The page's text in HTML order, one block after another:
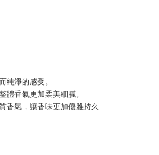
純淨的感受。
體香氣更加柔美細膩。
香氣，讓香味更加優雅持久